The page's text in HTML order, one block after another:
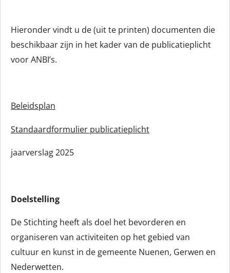
Hieronder vindt u de (uit te printen) documenten die
beschikbaar zijn in het kader van de publicatieplicht
voor ANBI’s.
Beleidsplan
Standaardformulier publicatieplicht
jaarverslag 2025
Doelstelling
De Stichting heeft als doel het bevorderen en
organiseren van activiteiten op het gebied van
cultuur en kunst in de gemeente Nuenen, Gerwen en
Nederwetten.